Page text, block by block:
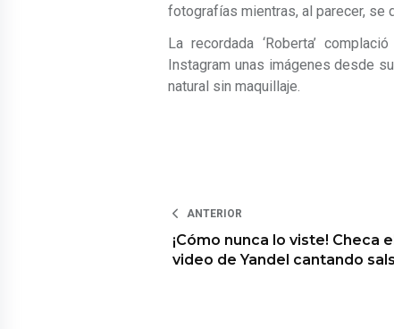
fotografías mientras, al parecer, se
La recordada ‘Roberta’
Instagram unas imágenes desde
natural sin maquillaje.
ANTERIOR
¡Cómo nunca lo viste! Checa el
video de Yandel cantando